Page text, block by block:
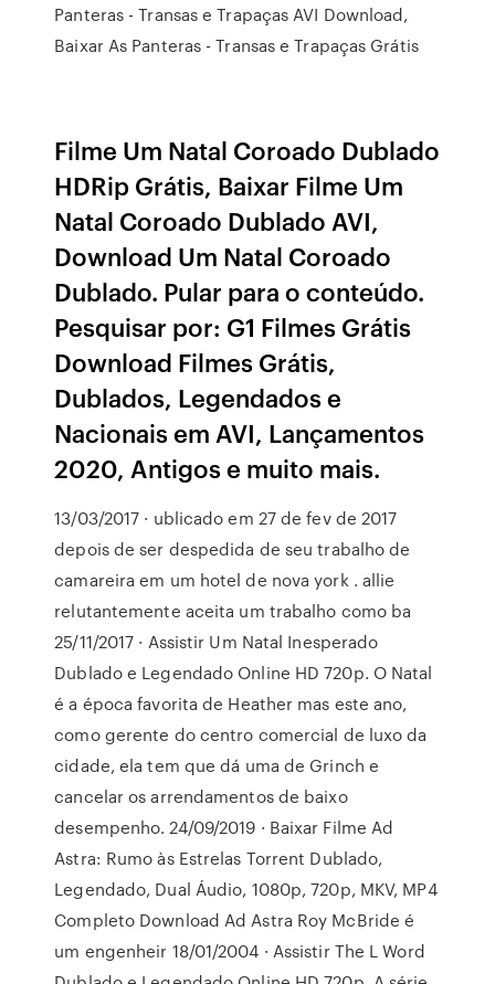
Panteras - Transas e Trapaças AVI Download,
Baixar As Panteras - Transas e Trapaças Grátis
Filme Um Natal Coroado Dublado
HDRip Grátis, Baixar Filme Um
Natal Coroado Dublado AVI,
Download Um Natal Coroado
Dublado. Pular para o conteúdo.
Pesquisar por: G1 Filmes Grátis
Download Filmes Grátis,
Dublados, Legendados e
Nacionais em AVI, Lançamentos
2020, Antigos e muito mais.
13/03/2017 · ublicado em 27 de fev de 2017
depois de ser despedida de seu trabalho de
camareira em um hotel de nova york . allie
relutantemente aceita um trabalho como ba
25/11/2017 · Assistir Um Natal Inesperado
Dublado e Legendado Online HD 720p. O Natal
é a época favorita de Heather mas este ano,
como gerente do centro comercial de luxo da
cidade, ela tem que dá uma de Grinch e
cancelar os arrendamentos de baixo
desempenho. 24/09/2019 · Baixar Filme Ad
Astra: Rumo às Estrelas Torrent Dublado,
Legendado, Dual Áudio, 1080p, 720p, MKV, MP4
Completo Download Ad Astra Roy McBride é
um engenheir 18/01/2004 · Assistir The L Word